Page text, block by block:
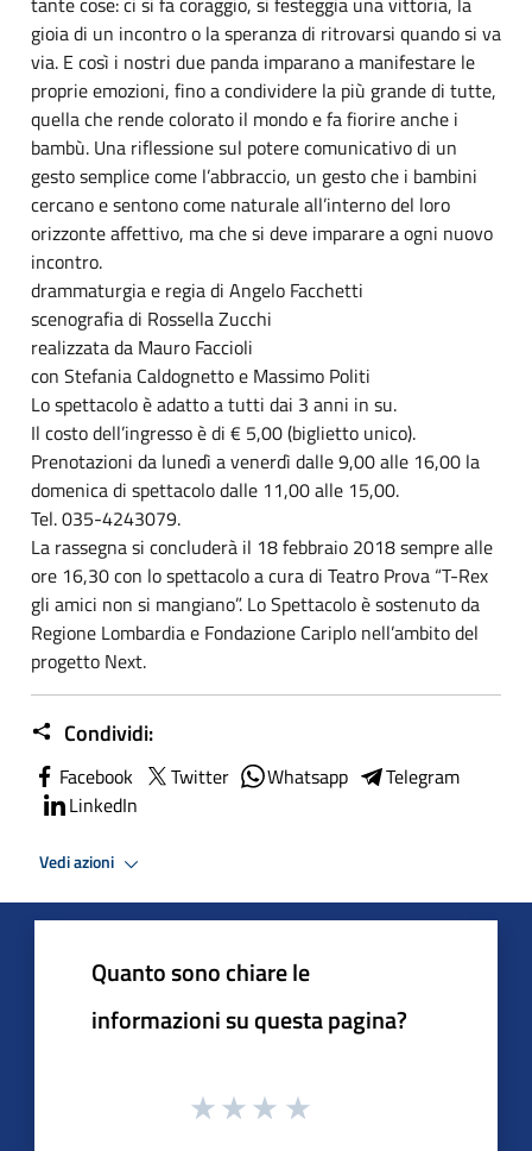
gioia di un incontro o la speranza di ritrovarsi quando si va
via. E così i nostri due panda imparano a manifestare le
proprie emozioni, fino a condividere la più grande di tutte,
quella che rende colorato il mondo e fa fiorire anche i
bambù. Una riflessione sul potere comunicativo di un
gesto semplice come l’abbraccio, un gesto che i bambini
cercano e sentono come naturale all’interno del loro
orizzonte affettivo, ma che si deve imparare a ogni nuovo
incontro.
drammaturgia e regia di Angelo Facchetti
scenografia di Rossella Zucchi
realizzata da Mauro Faccioli
con Stefania Caldognetto e Massimo Politi
Lo spettacolo è adatto a tutti dai 3 anni in su.
Il costo dell’ingresso è di € 5,00 (biglietto unico).
Prenotazioni da lunedì a venerdì dalle 9,00 alle 16,00 la
domenica di spettacolo dalle 11,00 alle 15,00.
Tel. 035-4243079.
La rassegna si concluderà il 18 febbraio 2018 sempre alle
ore 16,30 con lo spettacolo a cura di Teatro Prova “T-Rex
gli amici non si mangiano”. Lo Spettacolo è sostenuto da
Regione Lombardia e Fondazione Cariplo nell’ambito del
progetto Next.
Condividi:
Facebook Twitter Whatsapp
Telegram
LinkedIn
Vedi azioni
Quanto sono chiare le
informazioni su questa pagina?